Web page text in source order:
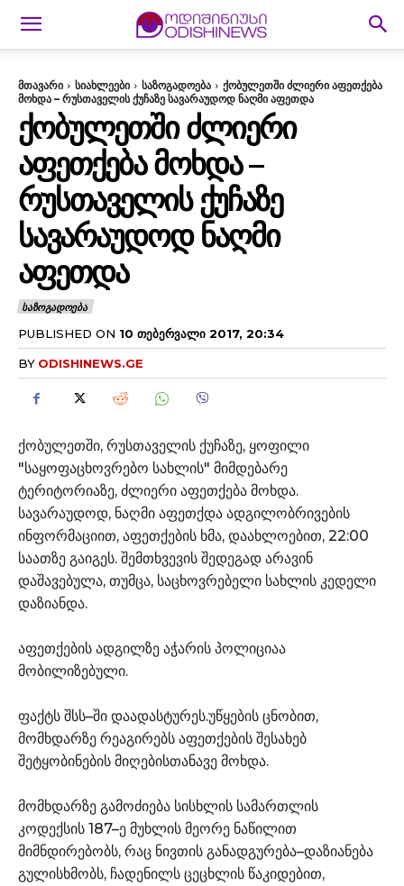
მთავარი სიახლეები საზოგადოება
ქობულეთში ძლიერი აფეთქება
მოხდა – რუსთაველის ქუჩაზე სავარაუდოდ ნაღმი აფეთდა
ᲥᲝᲑᲣᲚᲔᲗᲨᲘ ᲫᲚᲘᲔᲠᲘ
ᲐᲤᲔᲗᲥᲔᲑᲐ ᲛᲝᲮᲓᲐ –
ᲠᲣᲡᲗᲐᲕᲔᲚᲘᲡ ᲥᲣᲩᲐᲖᲔ
ᲡᲐᲕᲐᲠᲐᲣᲓᲝᲓ ᲜᲐᲦᲛᲘ
ᲐᲤᲔᲗᲓᲐ
ᲡᲐᲖᲝᲒᲐᲓᲝᲔᲑᲐ
PUBLISHED ON 10 ᲗᲔᲑᲔᲠᲕᲐᲚᲘ 2017, 20:34
BY ODISHINEWS.GE
ქობულეთში, რუსთაველის ქუჩაზე, ყოფილი
"საყოფაცხოვრებო სახლის" მიმდებარე
ტერიტორიაზე, ძლიერი აფეთქება მოხდა.
სავარაუდოდ, ნაღმი აფეთქდა ადგილობრივების
ინფორმაციით, აფეთქების ხმა, დაახლოებით, 22:00
საათზე გაიგეს. შემთხვევის შედეგად არავინ
დაშავებულა, თუმცა, საცხოვრებელი სახლის კედელი
დაზიანდა.
აფეთქების ადგილზე აჭარის პოლიციაა
მობილიზებული.
ფაქტს შსს–ში დაადასტურეს.უწყების ცნობით,
მომხდარზე რეაგირებს აფეთქების შესახებ
შეტყობინების მიღებისთანავე მოხდა.
მომხდარზე გამოძიება სისხლის სამართლის
კოდექსის 187–ე მუხლის მეორე ნაწილით
მიმნდირებობს, რაც ნივთის განადგურება–დაზიანება
გულისხმობს, ჩადენილს ცეცხლის წაკიდებით,